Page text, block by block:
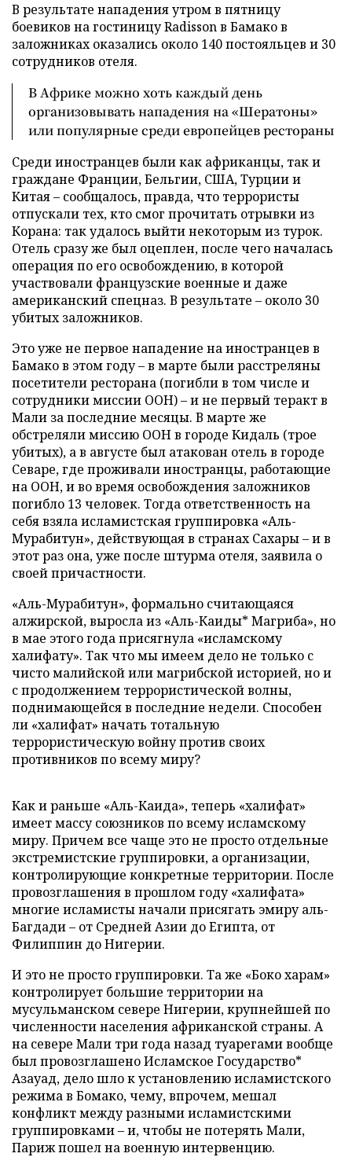
В результате нападения утром в пятницу
боевиков на гостиницу Radisson в Бамако в
заложниках оказались около 140 постояльцев и 30
сотрудников отеля.
В Африке можно хоть каждый день
организовывать нападения на «Шератоны»
или популярные среди европейцев рестораны
Среди иностранцев были как африканцы, так и
граждане Франции, Бельгии, США, Турции и
Китая – сообщалось, правда, что террористы
отпускали тех, кто смог прочитать отрывки из
Корана: так удалось выйти некоторым из турок.
Отель сразу же был оцеплен, после чего началась
операция по его освобождению, в которой
участвовали французские военные и даже
американский спецназ. В результате – около 30
убитых заложников.
Это уже не первое нападение на иностранцев в
Бамако в этом году – в марте были расстреляны
посетители ресторана (погибли в том числе и
сотрудники миссии ООН) – и не первый теракт в
Мали за последние месяцы. В марте же
обстреляли миссию ООН в городе Кидаль (трое
убитых), а в августе был атакован отель в городе
Севаре, где проживали иностранцы, работающие
на ООН, и во время освобождения заложников
погибло 13 человек. Тогда ответственность на
себя взяла исламистская группировка «Аль-
Мурабитун», действующая в странах Сахары – и в
этот раз она, уже после штурма отеля, заявила о
своей причастности.
«Аль-Мурабитун», формально считающаяся
алжирской, выросла из «Аль-Каиды* Магриба», но
в мае этого года присягнула «исламскому
халифату». Так что мы имеем дело не только с
чисто малийской или магрибской историей, но и
с продолжением террористической волны,
поднимающейся в последние недели. Способен
ли «халифат» начать тотальную
террористическую войну против своих
противников по всему миру?
Как и раньше «Аль-Каида», теперь «халифат»
имеет массу союзников по всему исламскому
миру. Причем все чаще это не просто отдельные
экстремистские группировки, а организации,
контролирующие конкретные территории. После
провозглашения в прошлом году «халифата»
многие исламисты начали присягать эмиру аль-
Багдади – от Средней Азии до Египта, от
Филиппин до Нигерии.
И это не просто группировки. Та же «Боко харам»
контролирует большие территории на
мусульманском севере Нигерии, крупнейшей по
численности населения африканской страны. А
на севере Мали три года назад туарегами вообще
был провозглашено Исламское Государство*
Азауад, дело шло к установлению исламистского
режима в Бомако, чему, впрочем, мешал
конфликт между разными исламистскими
группировками – и, чтобы не потерять Мали,
Париж пошел на военную интервенцию.